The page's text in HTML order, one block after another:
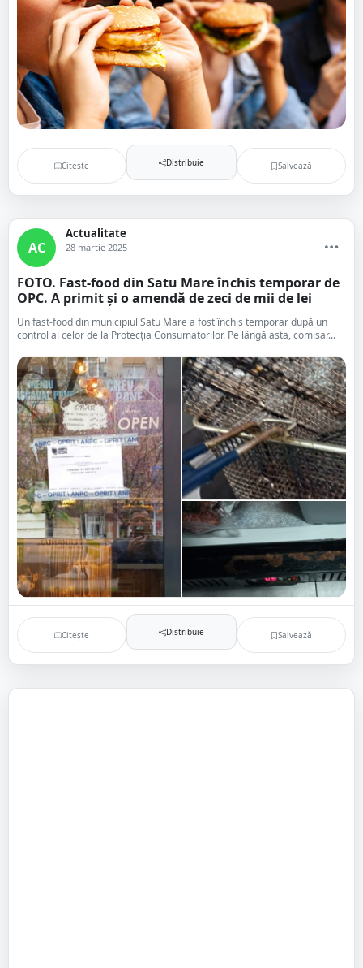
Citește Distribuie Salvează
AC
Actualitate
28 martie 2025
FOTO. Fast-food din Satu Mare închis temporar de
OPC. A primit și o amendă de zeci de mii de lei
Un fast-food din municipiul Satu Mare a fost închis temporar după un
control al celor de la Protecția Consumatorilor. Pe lângă asta, comisar...
Citește Distribuie Salvează